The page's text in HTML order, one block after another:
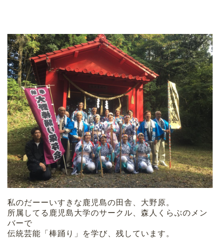
私のだーーいすきな鹿児島の田舎、大野原。
所属してる鹿児島大学のサークル、森人くらぶのメン
バーで
伝統芸能「棒踊り」を学び、残しています。